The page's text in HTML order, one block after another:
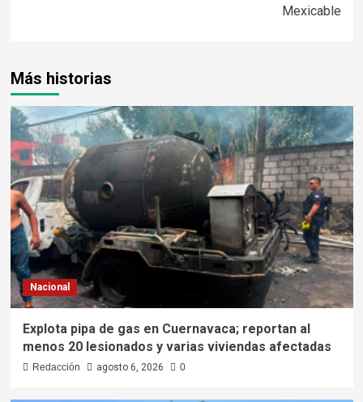
Mexicable
Más historias
Nacional
Explota pipa de gas en Cuernavaca; reportan al
menos 20 lesionados y varias viviendas afectadas
Redacción agosto 6, 2026 0